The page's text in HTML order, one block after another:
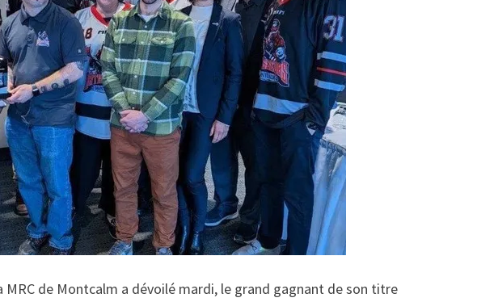
MRC de Montcalm a dévoilé mardi, le grand gagnant de son titre